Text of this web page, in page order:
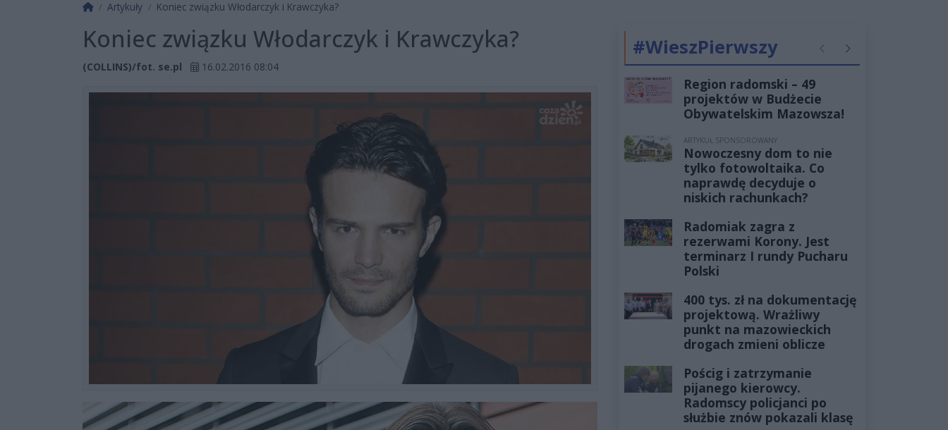
Strona główna
Artykuły Koniec związku Włodarczyk i Krawczyka?
Koniec związku Włodarczyk i Krawczyka?
(COLLINS)/fot. se.pl 16.02.2016 08:04
#WieszPierwszy PoprzednieNastępne
Region radomski – 49
projektów w Budżecie
Obywatelskim Mazowsza!
ARTYKUŁ SPONSOROWANY
Nowoczesny dom to nie
tylko fotowoltaika. Co
naprawdę decyduje o
niskich rachunkach?
Radomiak zagra z
rezerwami Korony. Jest
terminarz I rundy Pucharu
Polski
400 tys. zł na dokumentację
projektową. Wrażliwy
punkt na mazowieckich
drogach zmieni oblicze
Pościg i zatrzymanie
pijanego kierowcy.
Radomscy policjanci po
służbie znów pokazali klasę